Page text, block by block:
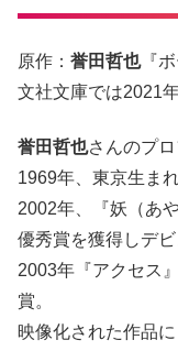
原作： 誉田哲也『
文社文庫では2021
誉田哲也さんのプ
1969年、東京生ま
2002年、『妖（あ
優秀賞を獲得しデビ
2003年『アクセス
賞。
映像化された作品